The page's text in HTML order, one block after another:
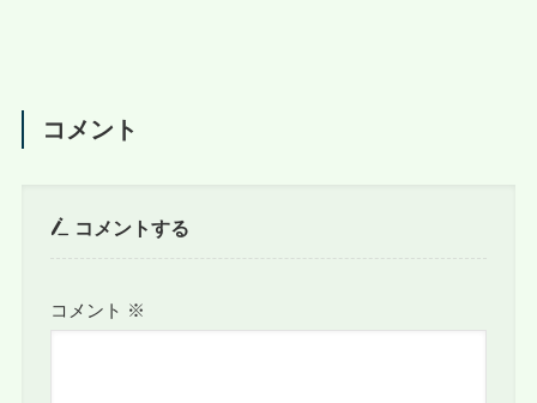
コメント
コメントする
コメント ※